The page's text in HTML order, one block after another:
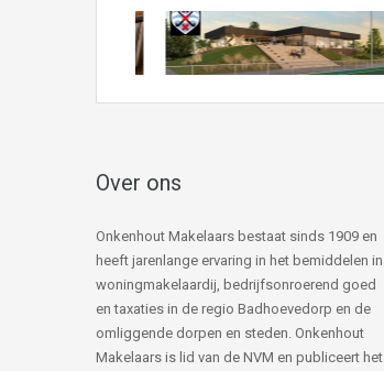
Over ons
Onkenhout Makelaars bestaat sinds 1909 en
heeft jarenlange ervaring in het bemiddelen in
woningmakelaardij, bedrijfsonroerend goed
en taxaties in de regio Badhoevedorp en de
omliggende dorpen en steden. Onkenhout
Makelaars is lid van de NVM en publiceert het